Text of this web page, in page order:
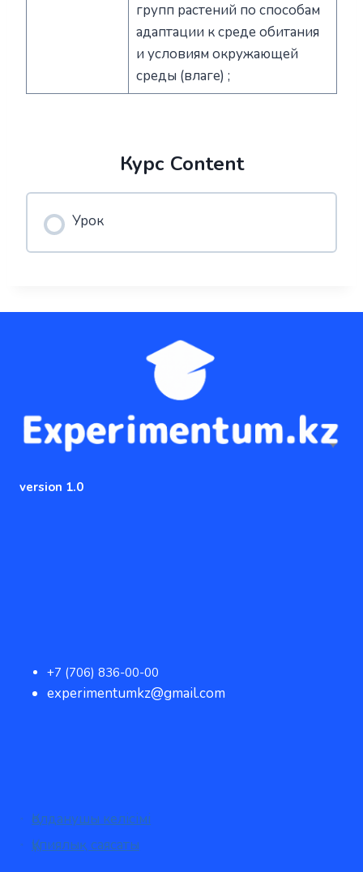
групп растений по способам
адаптации к среде обитания
и условиям окружающей
среды (влаге) ;
Курс Content
Урок
version 1.0
+7 (706) 836-00-00
experimentumkz@gmail.com
Қолданушы келісімі
Құпиялық саясаты